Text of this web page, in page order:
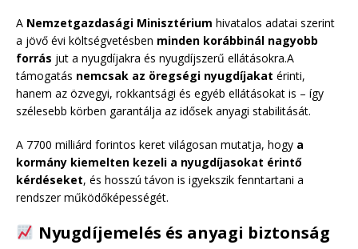
A Nemzetgazdasági Minisztérium hivatalos adatai szerint
a jövő évi költségvetésben minden korábbinál nagyobb
forrás jut a nyugdíjakra és nyugdíjszerű ellátásokra.A
támogatás nemcsak az öregségi nyugdíjakat érinti,
hanem az özvegyi, rokkantsági és egyéb ellátásokat is – így
szélesebb körben garantálja az idősek anyagi stabilitását.
A 7700 milliárd forintos keret világosan mutatja, hogy a
kormány kiemelten kezeli a nyugdíjasokat érintő
kérdéseket, és hosszú távon is igyekszik fenntartani a
rendszer működőképességét.
Nyugdíjemelés és anyagi biztonság